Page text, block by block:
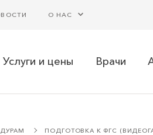
О НАС
Услуги и цены Врачи
ПОДГОТОВКА К ФГС